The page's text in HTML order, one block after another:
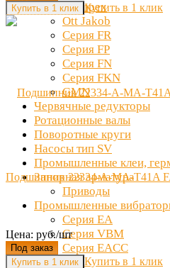
Clampex
Ott Jakob
Серия FR
Серия FP
Серия FN
Серия FKN
GMN
Червячные редукторы
Ротационные валы
Поворотные круги
Насосы тип SV
Промышленные клеи,
Запорная арматура
Приводы
Промышленные
Серия EA
Серия VBM
Серия EACC
Купить в 1 клик
Подшипник 22334-A-MA-T41A
Цена: руб./шт
Под заказ
Купить в 1 клик